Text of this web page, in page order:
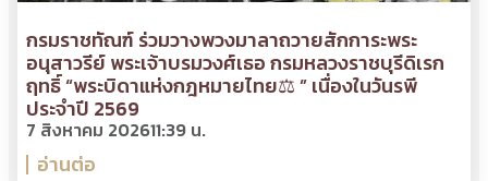
กรมราชทัณฑ์ ร่วมวางพวงมาลาถวายสักการะพระ
อนุสาวรีย์ พระเจ้าบรมวงศ์เธอ กรมหลวงราชบุรีดิเรก
ฤทธิ์ “พระบิดาแห่งกฎหมายไทย⚖ ” เนื่องในวันรพี
ประจำปี 2569
7 สิงหาคม 202611:39 น.
อ่านต่อ